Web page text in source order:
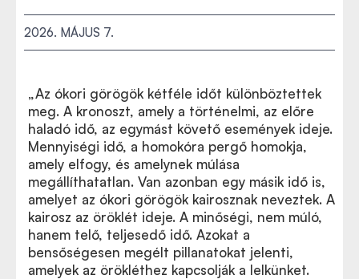
2026. MÁJUS 7.
„Az ókori görögök kétféle időt különböztettek
meg. A kronoszt, amely a történelmi, az előre
haladó idő, az egymást követő események ideje.
Mennyiségi idő, a homokóra pergő homokja,
amely elfogy, és amelynek múlása
megállíthatatlan. Van azonban egy másik idő is,
amelyet az ókori görögök kairosznak neveztek. A
kairosz az öröklét ideje. A minőségi, nem múló,
hanem telő, teljesedő idő. Azokat a
bensőségesen megélt pillanatokat jelenti,
amelyek az örökléthez kapcsolják a lelkünket.